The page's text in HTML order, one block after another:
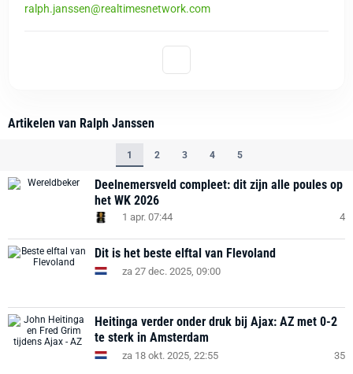
ralph.janssen@realtimesnetwork.com
Artikelen van Ralph Janssen
1 2 3 4 5
Deelnemersveld compleet: dit zijn alle poules op
het WK 2026
1 apr. 07:44 4
Dit is het beste elftal van Flevoland
za 27 dec. 2025, 09:00
Heitinga verder onder druk bij Ajax: AZ met 0-2
te sterk in Amsterdam
za 18 okt. 2025, 22:55 35